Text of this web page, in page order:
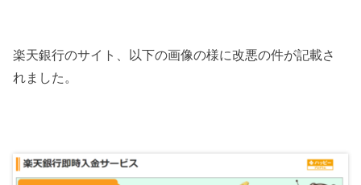
楽天銀行のサイト、以下の画像の様に改悪の件が記載さ
れました。